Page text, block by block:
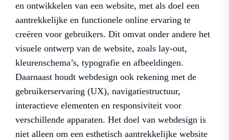
en ontwikkelen van een website, met als doel een
aantrekkelijke en functionele online ervaring te
creëren voor gebruikers. Dit omvat onder andere het
visuele ontwerp van de website, zoals lay-out,
kleurenschema’s, typografie en afbeeldingen.
Daarnaast houdt webdesign ook rekening met de
gebruikerservaring (UX), navigatiestructuur,
interactieve elementen en responsiviteit voor
verschillende apparaten. Het doel van webdesign is
niet alleen om een esthetisch aantrekkelijke website